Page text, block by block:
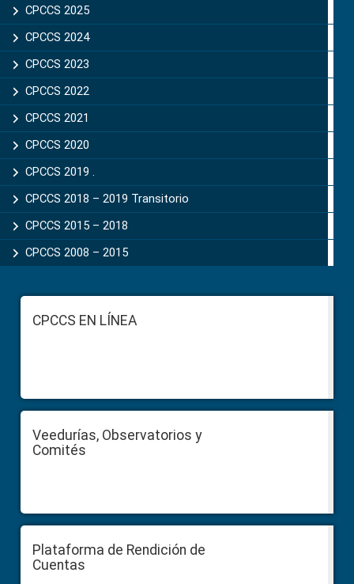
CPCCS 2025
CPCCS 2024
CPCCS 2023
CPCCS 2022
CPCCS 2021
CPCCS 2020
CPCCS 2019 .
CPCCS 2018 – 2019 Transitorio
CPCCS 2015 – 2018
CPCCS 2008 – 2015
FooterCPCCS EN LÍNEA
Veedurías, Observatorios y
Comités
Plataforma de Rendición de
Cuentas